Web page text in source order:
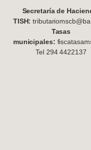
Secretaría de
TISH:
Tasas
municipales:
Tel 294 4422137